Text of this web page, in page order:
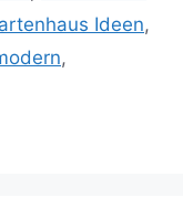
Ideen,
,